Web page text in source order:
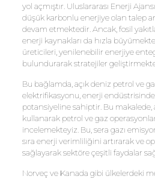
yol açmıştır. Uluslararası Enerji
düşük karbonlu enerjiye olan talep
devam etmektedir. Ancak, fosil
enerji kaynakları da hızla
üreticileri, yenilenebilir enerjiye
bulundurarak stratejiler
Bu bağlamda, açık deniz petrol ve
elektrifikasyonu, enerji
potansiyeline sahiptir. Bu makalede,
kullanarak petrol ve gaz
incelemekteyiz. Bu, sera gazı
sıra enerji verimliliğini artırarak ve
sağlayarak sektöre çeşitli faydalar
Norveç ve Kanada gibi ülkelerdeki